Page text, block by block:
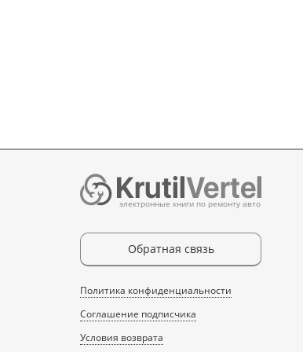
электронные книги по ремонту авто
Обратная связь
Политика конфиденциальности
Соглашение подписчика
Условия возврата